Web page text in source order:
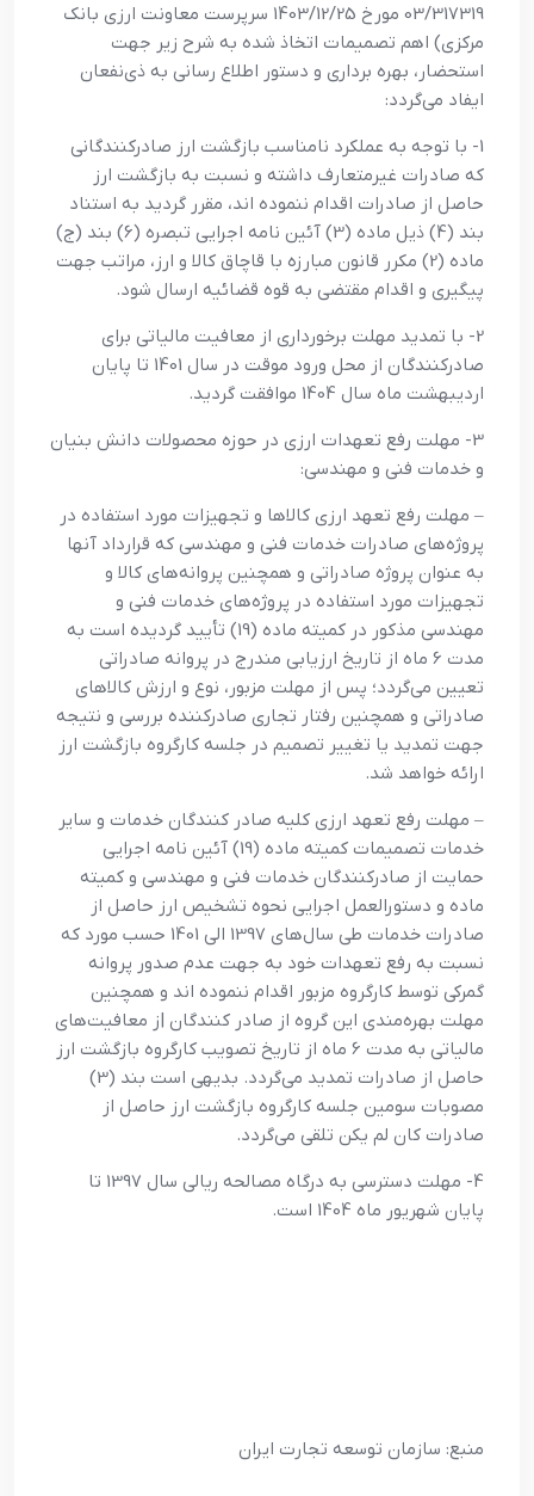
03/317319 مورخ 1403/12/25 سرپرست معاونت ارزی بانک
مرکزی) اهم تصمیمات اتخاذ شده به شرح زیر جهت
استحضار، بهره برداری و دستور اطلاع رسانی به ذی‌نفعان
ایفاد می‌گردد:
1- با توجه به عملکرد نامناسب بازگشت ارز صادرکنندگانی
که صادرات غیرمتعارف داشته و نسبت به بازگشت ارز
حاصل از صادرات اقدام ننموده اند، مقرر گردید به استناد
بند (4) ذیل ماده (3) آئین نامه اجرایی تبصره (6) بند (ج)
ماده (2) مکرر قانون مبارزه با قاچاق کالا و ارز، مراتب جهت
پیگیری و اقدام مقتضی به قوه قضائیه ارسال شود.
2- با تمدید مهلت برخورداری از معافیت مالیاتی برای
صادرکنندگان از محل ورود موقت در سال 1401 تا پایان
اردیبهشت ماه سال 1404 موافقت گردید.
3- مهلت رفع تعهدات ارزی در حوزه محصولات دانش بنیان
و خدمات فنی و مهندسی:
– مهلت رفع تعهد ارزی کالاها و تجهیزات مورد استفاده در
پروژه‌های صادرات خدمات فنی و مهندسی که قرارداد آنها
به عنوان پروژه صادراتی و همچنین پروانه‌های کالا و
تجهیزات مورد استفاده در پروژه‌های خدمات فنی و
مهندسی مذکور در کمیته ماده (19) تأیید گردیده است به
مدت 6 ماه از تاریخ ارزیابی مندرج در پروانه صادراتی
تعیین می‌گردد؛ پس از مهلت مزبور، نوع و ارزش کالاهای
صادراتی و همچنین رفتار تجاری صادرکننده بررسی و نتیجه
جهت تمدید یا تغییر تصمیم در جلسه کارگروه بازگشت ارز
ارائه خواهد شد.
– مهلت رفع تعهد ارزی کلیه صادر کنندگان خدمات و سایر
خدمات تصمیمات کمیته ماده (19) آئین نامه اجرایی
حمایت از صادرکنندگان خدمات فنی و مهندسی و کمیته
ماده و دستورالعمل اجرایی نحوه تشخیص ارز حاصل از
صادرات خدمات طی سال‌های 1397 الی 1401 حسب مورد که
نسبت به رفع تعهدات خود به جهت عدم صدور پروانه
گمرکی توسط کارگروه مزبور اقدام ننموده اند و همچنین
مهلت بهره‌مندی این گروه از صادر کنندگان |ز معافیت‌های
مالیاتی به مدت 6 ماه از تاریخ تصویب کارگروه بازگشت ارز
حاصل از صادرات تمدید می‌گردد. بدیهی است بند (3)
مصوبات سومین جلسه کارگروه بازگشت ارز حاصل از
صادرات کان لم یکن تلقی می‌گردد.
4- مهلت دسترسی به درگاه مصالحه ریالی سال 1397 تا
پایان شهریور ماه 1404 است.
منبع: سازمان توسعه تجارت ایران